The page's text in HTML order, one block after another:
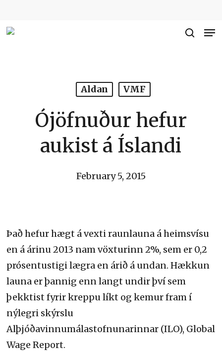
Aldan VMF
Ójöfnuður hefur
aukist á Íslandi
February 5, 2015
Það hefur hægt á vexti raunlauna á heimsvísu
en á árinu 2013 nam vöxturinn 2%, sem er 0,2
prósentustigi lægra en árið á undan. Hækkun
launa er þannig enn langt undir því sem
þekktist fyrir kreppu líkt og kemur fram í
nýlegri skýrslu
Alþjóðavinnumálastofnunarinnar (ILO), Global
Wage Report.
Close